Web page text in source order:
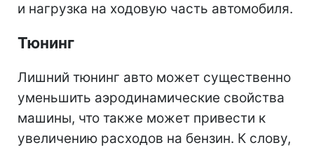
и нагрузка на ходовую часть автомобиля.
Тюнинг
Лишний тюнинг авто может существенно
уменьшить аэродинамические свойства
машины, что также может привести к
увеличению расходов на бензин. К слову,